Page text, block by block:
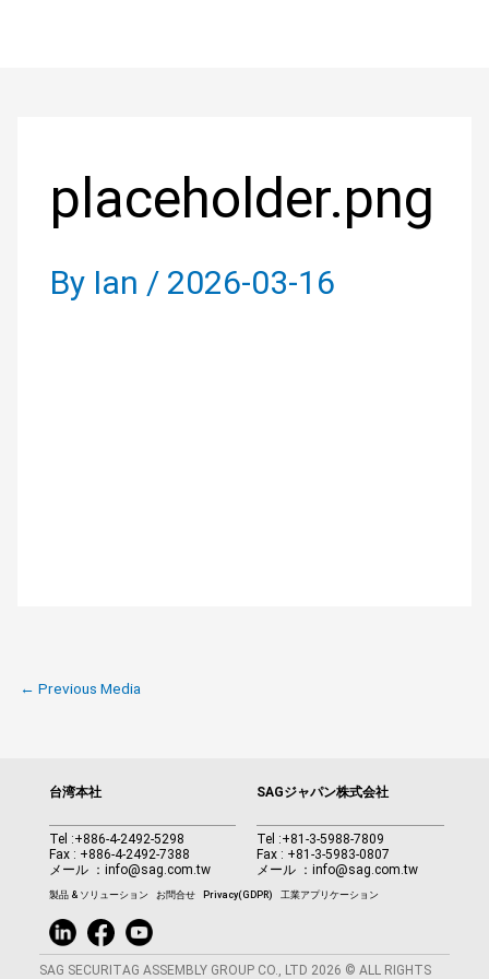
placeholder.png
By Ian / 2026-03-16
← Previous Media
台湾本社
Tel :+886-4-2492-5298
Fax : +886-4-2492-7388
メール ： info@sag.com.tw
SAGジャパン株式会社
Tel :+81-3-5988-7809
Fax : +81-3-5983-0807
メール ：info@sag.com.tw
製品 & ソリューション お問合せ Privacy(GDPR) 工業アプリケーション
SAG SECURITAG ASSEMBLY GROUP CO., LTD 2026 © ALL RIGHTS